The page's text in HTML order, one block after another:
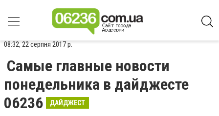
08:32, 22 серпня 2017 р.
Самые главные новости
понедельника в дайджесте
06236
ДАЙДЖЕСТ